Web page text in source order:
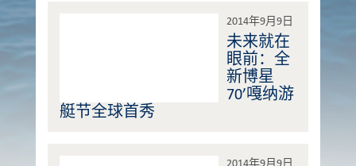
2014年9月9日
未来就在
眼前：全
新博星
70’嘎纳游
艇节全球首秀
2014年9月9日